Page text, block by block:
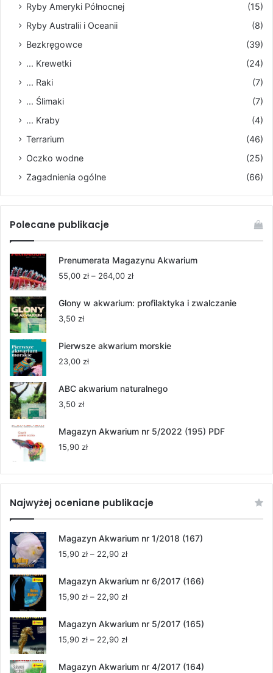
Ryby Ameryki Północnej
(15)
Ryby Australii i Oceanii
(8)
Bezkręgowce
(39)
... Krewetki
(24)
... Raki
(7)
... Ślimaki
(7)
... Kraby
(4)
Terrarium
(46)
Oczko wodne
(25)
Zagadnienia ogólne
(66)
Polecane publikacje
Prenumerata Magazynu Akwarium
55,00 zł – 264,00 złZakres
od
Glony w akwarium: profilaktyka i zwalczanie
3,50 zł
Pierwsze akwarium morskie
23,00 zł
ABC akwarium naturalnego
3,50 zł
Magazyn Akwarium nr 5/2022 (195) PDF
15,90 zł
Najwyżej oceniane publikacje
Magazyn Akwarium nr 1/2018 (167)
15,90 zł – 22,90 złZakres
od
Magazyn Akwarium nr 6/2017 (166)
15,90 zł – 22,90 złZakres
od
Magazyn Akwarium nr 5/2017 (165)
15,90 zł – 22,90 złZakres
od
Magazyn Akwarium nr 4/2017 (164)